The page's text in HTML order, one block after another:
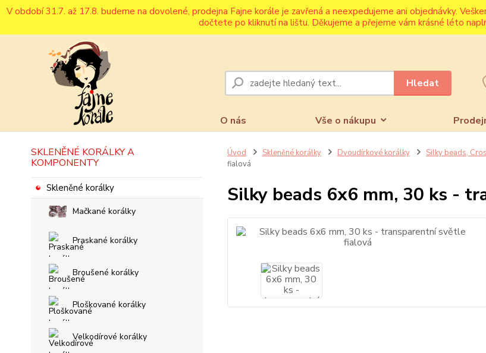
V období 31.7. až 17.8. budeme na dovolené, prodejna Fajne korále je zavřená a neexpedujeme ani objednávky.
dočtete po kliknutí na lištu. Děkujeme a přejeme vám krásné léto
O nás Vše o nákupu
Hledat
SKLENĚNÉ KORÁLKY A
KOMPONENTY
Skleněné korálky
Mačkané korálky
Praskané korálky
Broušené korálky
Ploškované korálky
Velkodírové korálky
Úvod Skleněné korálky Dvoudírkové korálky Silky beads,
fialová
Silky beads 6x6 mm, 30 ks -